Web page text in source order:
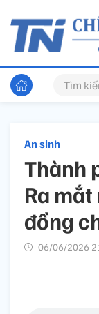
An sinh
Thành
Ra
đồng
06/06/2026